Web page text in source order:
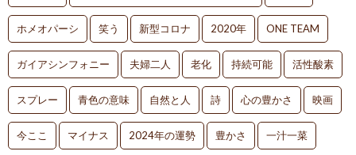
ホメオパーシ 笑う 新型コロナ 2020年 ONE TEAM
ガイアシンフォニー 夫婦二人 老化 持続可能 活性酸素
スプレー 青色の意味 自然と人 詩 心の豊かさ 映画
今ここ マイナス 2024年の運勢 豊かさ 一汁一菜